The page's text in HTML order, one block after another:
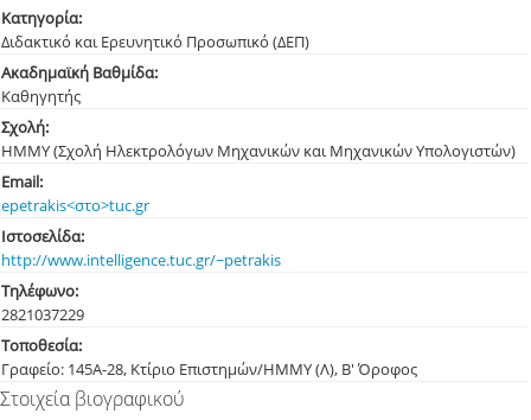
Κατηγορία:
Διδακτικό και Ερευνητικό Προσωπικό (ΔΕΠ)
Ακαδημαϊκή Βαθμίδα:
Καθηγητής
Σχολή:
ΗΜΜΥ (Σχολή Ηλεκτρολόγων Μηχανικών και Μηχανικών Υπολογιστών)
Email:
epetrakis<στο>tuc.gr
Ιστοσελίδα:
http://www.intelligence.tuc.gr/~petrakis
Τηλέφωνο:
2821037229
Τοποθεσία:
Γραφείο: 145Α-28, Κτίριο Επιστημών/ΗΜΜΥ (Λ), Β' Όροφος
Στοιχεία βιογραφικού